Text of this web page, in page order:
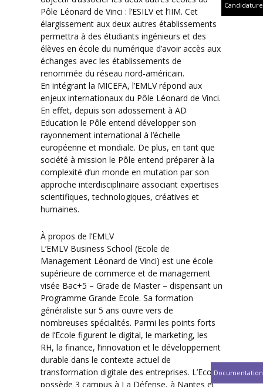
Pôle Léonard de Vinci : l’ESILV et l’IIM. Cet
élargissement aux deux autres établissements
permettra à des étudiants ingénieurs et des
élèves en école du numérique d’avoir accès aux
échanges avec les établissements de
renommée du réseau nord-américain.
En intégrant la MICEFA, l’EMLV répond aux
enjeux internationaux du Pôle Léonard de Vinci.
En effet, depuis son adossement à AD
Education le Pôle entend développer son
rayonnement international à l’échelle
européenne et mondiale. De plus, en tant que
société à mission le Pôle entend préparer à la
complexité d’un monde en mutation par son
approche interdisciplinaire associant expertises
scientifiques, technologiques, créatives et
humaines.
À propos de l’EMLV
L’EMLV Business School (Ecole de
Management Léonard de Vinci) est une école
supérieure de commerce et de management
visée Bac+5 – Grade de Master – dispensant un
Programme Grande Ecole. Sa formation
généraliste sur 5 ans ouvre vers de
nombreuses spécialités. Parmi les points forts
de l’Ecole figurent le digital, le marketing, les
RH, la finance, l’innovation et le développement
durable dans le contexte actuel de
transformation digitale des entreprises. L’Ecole
possède 3 campus à La Défense, à Nantes et
Candidature
Documentation